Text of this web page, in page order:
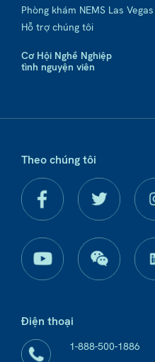
Phòng khám NEMS Las Vegas
Hỗ trợ chúng tôi
Cơ Hội Nghề Nghiệp
tình nguyện viên
Theo chúng tôi
Điện thoại
1-888-500-1886